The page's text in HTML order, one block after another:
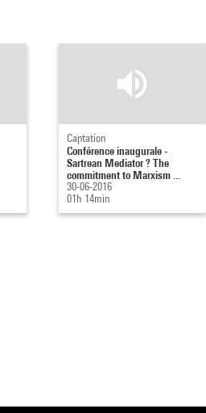
Captation
Conférence inaugurale -
Sartrean Mediator ? The
commitment to Marxism ...
30-06-2016
01h 14min